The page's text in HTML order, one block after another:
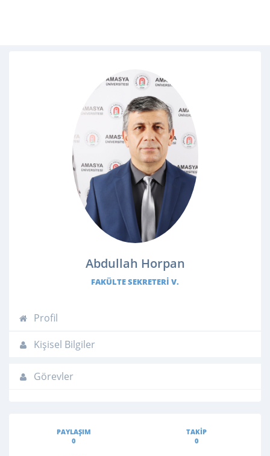
Abdullah Horpan
FAKÜLTE SEKRETERI V.
Profil
Kişisel Bilgiler
Görevler
PAYLAŞIM
0
TAKIP
0